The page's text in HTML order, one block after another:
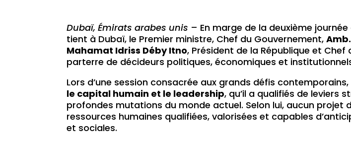
Dubaï, Émirats arabes unis – En marge de la deuxième journée
tient à Dubaï, le Premier ministre, Chef du Gouvernement,
Mahamat Idriss Déby Itno, Président de la République et
parterre de décideurs politiques, économiques et
Lors d’une session consacrée aux grands défis
le capital humain et le leadership, qu’il a qualifiés de leviers
profondes mutations du monde actuel. Selon lui, aucun
ressources humaines qualifiées, valorisées et capables
et sociales.